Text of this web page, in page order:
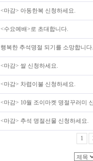
<마감> 아동한복 신청하세요.
<수요예배>로 초대합니다.
행복한 추석명절 되기를 소망합니다.
<마감> 쌀 신청하세요.
<마감> 차렵이불 신청하세요.
<마감> 10월 조이마켓 명절꾸러미
<마감> 추석 명절선물 신청하세요.
1